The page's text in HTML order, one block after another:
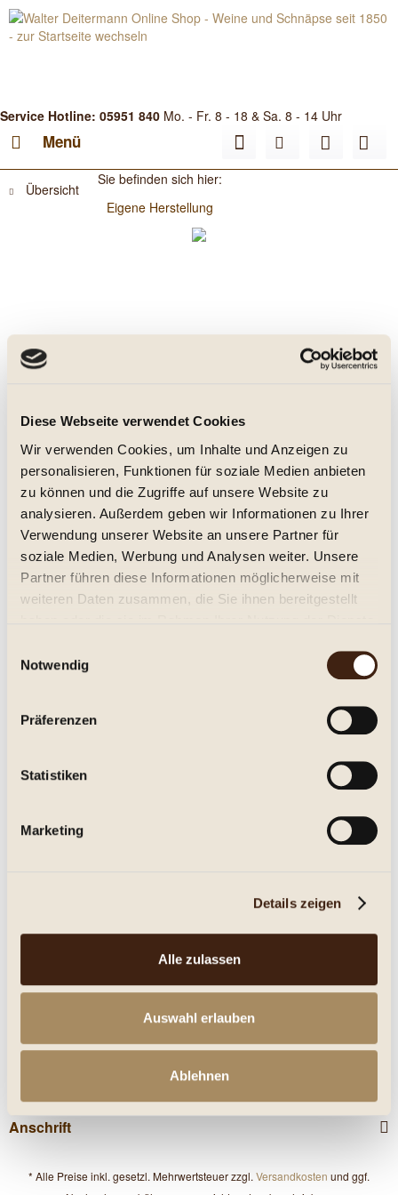
Diese Webseite verwendet Cookies
Wir verwenden Cookies, um Inhalte und Anzeigen zu
personalisieren, Funktionen für soziale Medien anbieten
zu können und die Zugriffe auf unsere Website zu
analysieren. Außerdem geben wir Informationen zu Ihrer
Verwendung unserer Website an unsere Partner für
soziale Medien, Werbung und Analysen weiter. Unsere
Partner führen diese Informationen möglicherweise mit
weiteren Daten zusammen, die Sie ihnen bereitgestellt
Notwendig
Präferenzen
Statistiken
Marketing
Details zeigen
Alle zulassen
Auswahl erlauben
Ablehnen
Service Hotline: 05951 840 Mo. - Fr. 8 - 18 & Sa. 8 - 14 Uhr
Menü
Übersicht
Sie befinden sich hier:
Eigene Herstellung
Steinkrug Motiv: Harener Dom 32%
trocken
18,95 € *
Inhalt:0.7 Liter (27,07 € * / 1 Liter)
inkl. MwSt.zzgl. Versandkosten
Lieferzeit ca. 1-3 Tage**
Merken
Weizenkorn 32%vol, 0,7l. im alten Eichenfaß gereifter
Weizenkorn ...
Eigenschaften
Kunden haben sich ebenfalls angesehen
Shop Service
Anschrift
* Alle Preise inkl. gesetzl. Mehrwertsteuer zzgl. Versandkosten und ggf.